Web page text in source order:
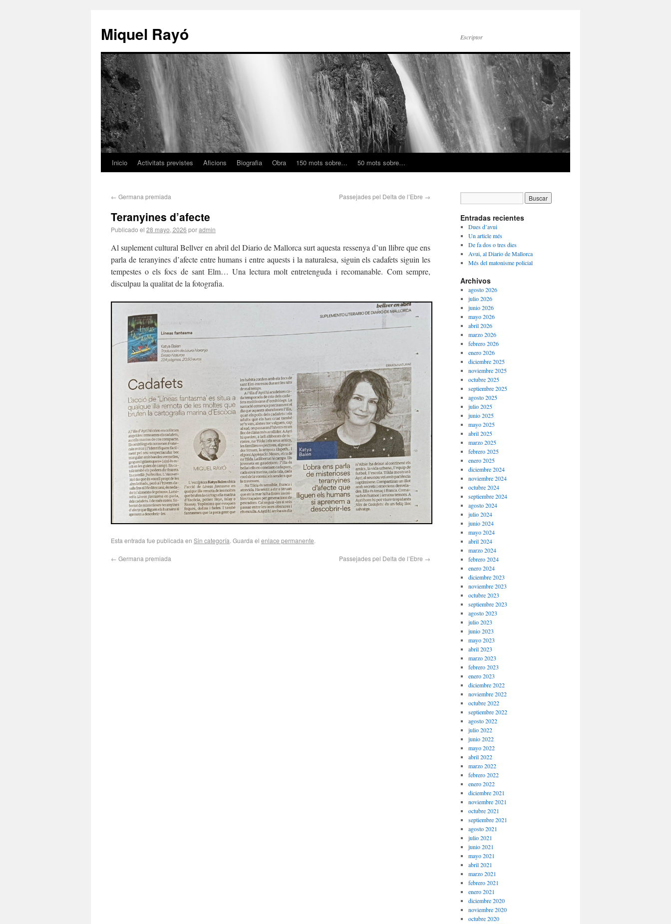
Miquel Rayó Escriptor
Inicio Activitats previstes Aficions Biografia Obra 150 mots sobre… 50 mots sobre…
← Germana premiada Passejades pel Delta de l’Ebre →
Teranyines d’afecte
Publicado el 28 mayo, 2026 poradmin
Al suplement cultural Bellver en abril del Diario de Mallorca surt aquesta ressenya d’un llibre que ens
parla de teranyines d’afecte entre humans i entre aquests i la naturalesa, siguin els cadafets siguin les
tempestes o els focs de sant Elm… Una lectura molt entretenguda i recomanable. Com sempre,
disculpau la qualitat de la fotografia.
Esta entrada fue publicada en Sin categoría. Guarda el enlace permanente.
← Germana premiada Passejades pel Delta de l’Ebre →
Entradas recientes
Dues d’avui
Un article més
De fa dos o tres dies
Avui, al Diario de Mallorca
Més del matonisme policial
Archivos
agosto 2026
julio 2026
junio 2026
mayo 2026
abril 2026
marzo 2026
febrero 2026
enero 2026
diciembre 2025
noviembre 2025
octubre 2025
septiembre 2025
agosto 2025
julio 2025
junio 2025
mayo 2025
abril 2025
marzo 2025
febrero 2025
enero 2025
diciembre 2024
noviembre 2024
octubre 2024
septiembre 2024
agosto 2024
julio 2024
junio 2024
mayo 2024
abril 2024
marzo 2024
febrero 2024
enero 2024
diciembre 2023
noviembre 2023
octubre 2023
septiembre 2023
agosto 2023
julio 2023
junio 2023
mayo 2023
abril 2023
marzo 2023
febrero 2023
enero 2023
diciembre 2022
noviembre 2022
octubre 2022
septiembre 2022
agosto 2022
julio 2022
junio 2022
mayo 2022
abril 2022
marzo 2022
febrero 2022
enero 2022
diciembre 2021
noviembre 2021
octubre 2021
septiembre 2021
agosto 2021
julio 2021
junio 2021
mayo 2021
abril 2021
marzo 2021
febrero 2021
enero 2021
diciembre 2020
noviembre 2020
octubre 2020